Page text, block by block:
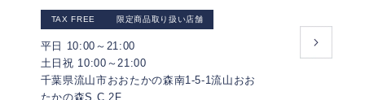
TAX FREE 限定商品取り扱い店舗
平日 10:00～21:00
土日祝 10:00～21:00
千葉県流山市おおたかの森南1-5-1流山おお
たかの森S.C.2F